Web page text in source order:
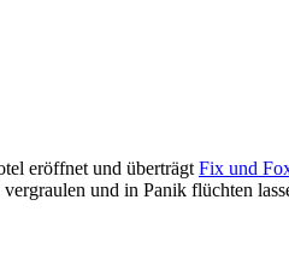
eröffnet und überträgt Fix und
und in Panik flüchten